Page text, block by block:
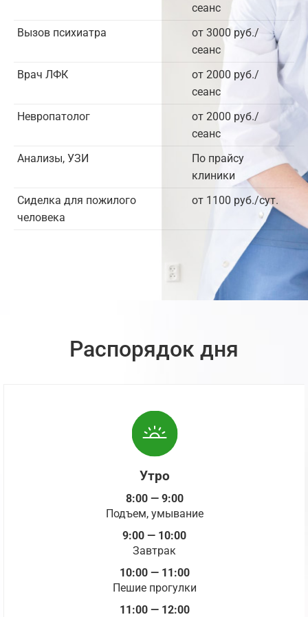
сеанс
Вызов психиатра
от 3000 руб./
сеанс
Врач ЛФК
от 2000 руб./
сеанс
Невропатолог
от 2000 руб./
сеанс
Анализы, УЗИ
По прайсу
клиники
Сиделка для пожилого
человека
от 1100 руб./сут.
Распорядок дня
Утро
8:00 — 9:00
Подъем, умывание
9:00 — 10:00
Завтрак
10:00 — 11:00
Пешие прогулки
11:00 — 12:00